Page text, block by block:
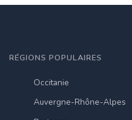
RÉGIONS POPULAIRES
Occitanie
Auvergne-Rhône-Alpes